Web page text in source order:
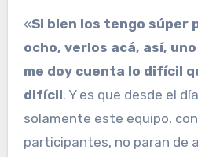
«Si bien los tengo súper presentes a los
ocho, verlos acá, así,
me doy cuenta lo difícil
difícil. Y es que desde el
solamente este equipo,
participantes, no paran de